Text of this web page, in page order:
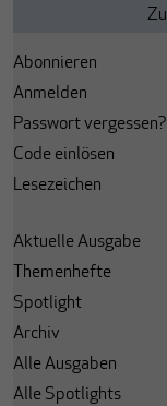
Abonnieren
Anmelden
Passwort vergessen?
Code einlösen
Lesezeichen
Aktuelle Ausgabe
Themenhefte
Spotlight
Archiv
Alle Ausgaben
Alle Spotlights